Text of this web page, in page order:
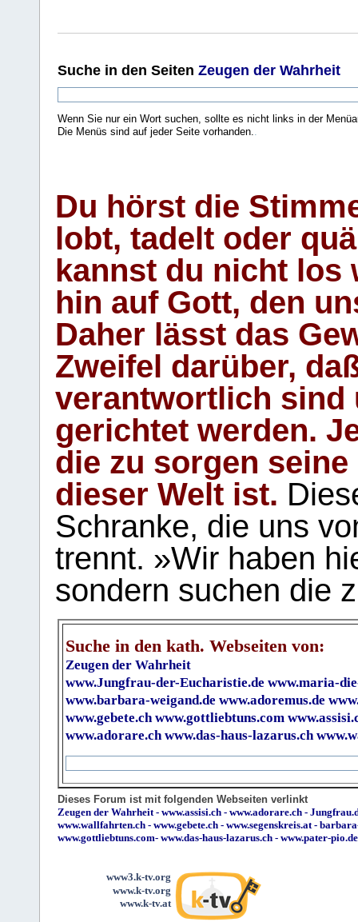
Suche in den Seiten Zeugen der Wahrheit
Wenn Sie nur ein Wort suchen, sollte es nicht links in der
Die Menüs sind auf jeder Seite vorhanden..
Du hörst die
lobt, tadelt oder
kannst du nicht los
hin auf Gott, den
Daher lässt das
Zweifel darüber,
verantwortlich sind
gerichtet werden.
die zu sorgen
dieser Welt ist.
Schranke, die uns
trennt. »Wir haben
sondern suchen die
Suche in den kath. Webseiten von:
Zeugen der Wahrheit
www.Jungfrau-der-Eucharistie.de www.maria-
www.barbara-weigand.de www.adoremus.de
www.gebete.ch www.gottliebtuns.com
www.adorare.ch www.das-haus-lazarus.ch
Dieses Forum ist mit folgenden Webseiten verlinkt
Zeugen der Wahrheit- www.assisi.ch - www.adorare.ch -
www.wallfahrten.ch - www.gebete.ch - www.segenskreis.at-
www.gottliebtuns.com- www.das-haus-lazarus.ch - www.pater-pio.de
www3.k-tv.org
www.k-tv.org
www.k-tv.at